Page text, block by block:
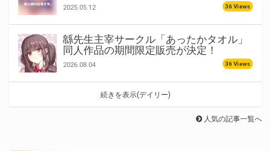
2025.05.12 36 Views
緜先生主宰サークル「あったかタオル」
同人作品の期間限定販売が決定！
2026.08.04 36 Views
続きを表示(デイリー)
人気の記事一覧へ